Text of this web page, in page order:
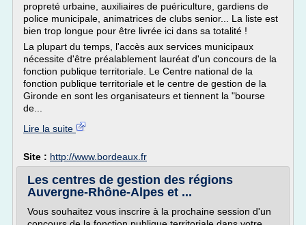
propreté urbaine, auxiliaires de puériculture, gardiens de
police municipale, animatrices de clubs senior... La liste est
bien trop longue pour être livrée ici dans sa totalité !
La plupart du temps, l'accès aux services municipaux
nécessite d'être préalablement lauréat d'un concours de la
fonction publique territoriale. Le Centre national de la
fonction publique territoriale et le centre de gestion de la
Gironde en sont les organisateurs et tiennent la "bourse
de...
Lire la suite
Site : http://www.bordeaux.fr
Les centres de gestion des régions
Auvergne-Rhône-Alpes et ...
Vous souhaitez vous inscrire à la prochaine session d'un